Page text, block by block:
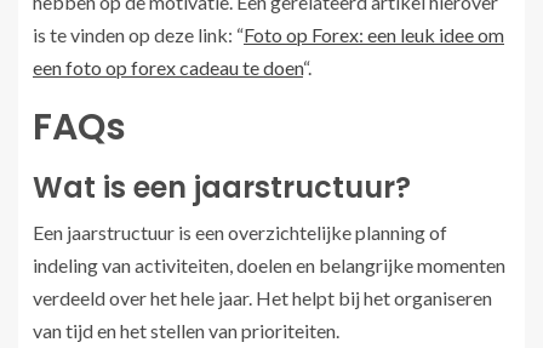
is te vinden op deze link: “Foto op Forex: een leuk idee om
een foto op forex cadeau te doen“.
FAQs
Wat is een jaarstructuur?
Een jaarstructuur is een overzichtelijke planning of
indeling van activiteiten, doelen en belangrijke momenten
verdeeld over het hele jaar. Het helpt bij het organiseren
van tijd en het stellen van prioriteiten.